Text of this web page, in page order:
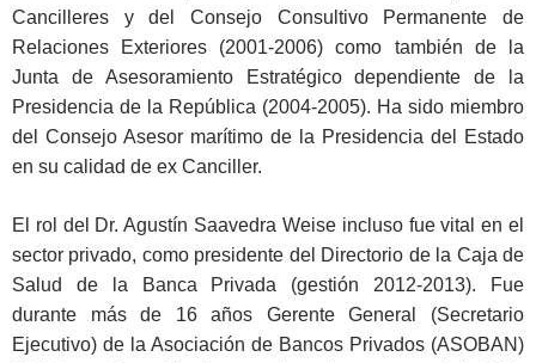
Cancilleres y del Consejo Consultivo Permanente de
Relaciones Exteriores (2001-2006) como también de la
Junta de Asesoramiento Estratégico dependiente de la
Presidencia de la República (2004-2005). Ha sido miembro
del Consejo Asesor marítimo de la Presidencia del Estado
en su calidad de ex Canciller.
El rol del Dr. Agustín Saavedra Weise incluso fue vital en el
sector privado, como presidente del Directorio de la Caja de
Salud de la Banca Privada (gestión 2012-2013). Fue
durante más de 16 años Gerente General (Secretario
Ejecutivo) de la Asociación de Bancos Privados (ASOBAN)